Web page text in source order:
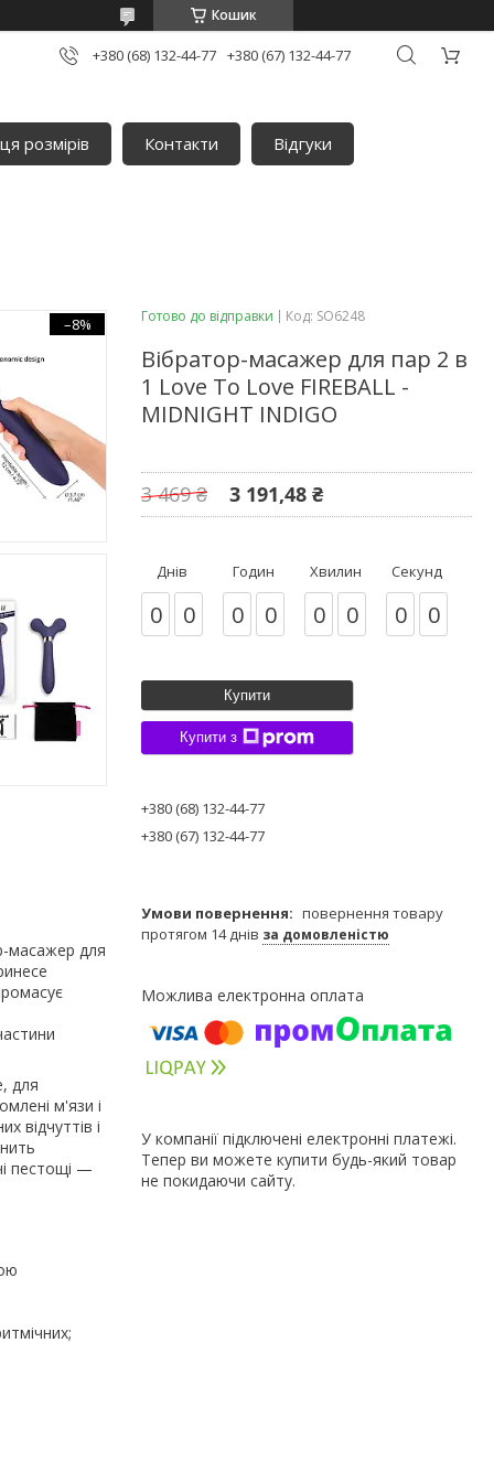
Кошик
+380 (68) 132-44-77 +380 (67) 132-44-77
розмірів Контакти
Відгуки
–8%
масажер для
для
м'язи і
відчуттів і
пестощі —
Готово до відправки Код: SO6248
Вібратор-масажер для пар 2 в
1 Love To Love FIREBALL -
MIDNIGHT INDIGO
3 469 ₴ 3 191,48 ₴
Днів
0 0
Годин
0 0
Хвилин
0 0
Секунд
0 0
Купити
Купити з
+380 (68) 132-44-77
+380 (67) 132-44-77
повернення товару
протягом 14 днів за домовленістю
У компанії підключені електронні платежі.
Тепер ви можете купити будь-який товар
не покидаючи сайту.